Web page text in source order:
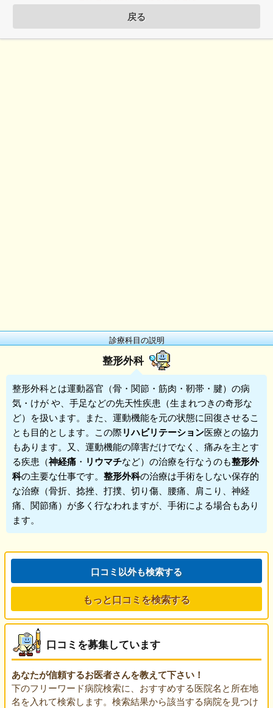
戻る
診療科目の説明
整形外科
整形外科とは運動器官（骨・関節・筋肉・靭帯・腱）の病
気・けが や、手足などの先天性疾患（生まれつきの奇形な
ど）を扱います。また、運動機能を元の状態に回復させるこ
とも目的とします。この際リハビリテーション医療との協力
もあります。又、運動機能の障害だけでなく、痛みを主とす
る疾患（神経痛 ・ リウマチなど）の治療を行なうのも整形外
科の主要な仕事です。 整形外科の治療は手術をしない保存的
な治療（骨折、捻挫、打撲、切り傷、腰痛、肩こり、神経
痛、関節痛）が多く行なわれますが、手術による場合もあり
ます。
口コミ以外も検索する
もっと口コミを検索する
口コミを募集しています
あなたが信頼するお医者さんを教えて下さい！
下のフリーワード病院検索に、おすすめする医院名と所在地
名を入れて検索します。検索結果から該当する病院を見つけ